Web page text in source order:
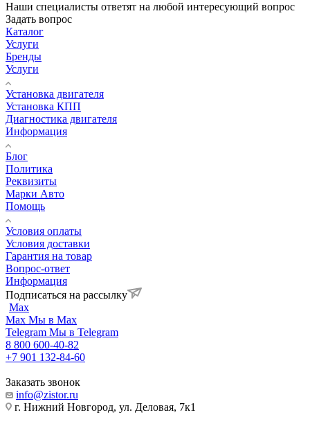
Наши специалисты ответят на любой интересующий вопрос
Задать вопрос
Каталог
Услуги
Бренды
Услуги
Установка двигателя
Установка КПП
Диагностика двигателя
Информация
Блог
Политика
Реквизиты
Марки Авто
Помощь
Условия оплаты
Условия доставки
Гарантия на товар
Вопрос-ответ
Информация
Подписаться на рассылку
Max
Max Мы в Max
Telegram Мы в Telegram
8 800 600-40-82
+7 901 132-84-60
Заказать звонок
info@zistor.ru
г. Нижний Новгород, ул. Деловая, 7к1